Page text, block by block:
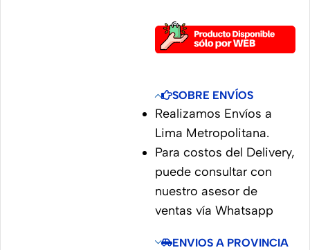
SOBRE ENVÍOS
Realizamos Envíos a
Lima Metropolitana.
Para costos del Delivery,
puede consultar con
nuestro asesor de
ventas vía Whatsapp
ENVIOS A PROVINCIA